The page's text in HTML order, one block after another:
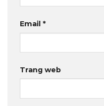
Email *
Trang web